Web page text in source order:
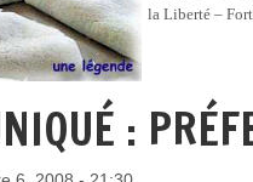
la Liberté –
: